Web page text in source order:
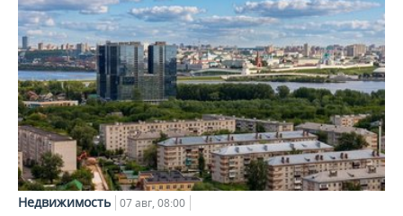
Недвижимость 07 авг, 08:00